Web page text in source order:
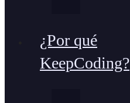
¿Por qué
KeepCoding?